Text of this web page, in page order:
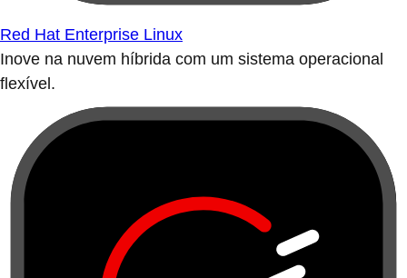
Red Hat Enterprise Linux
Inove na nuvem híbrida com um sistema operacional
flexível.